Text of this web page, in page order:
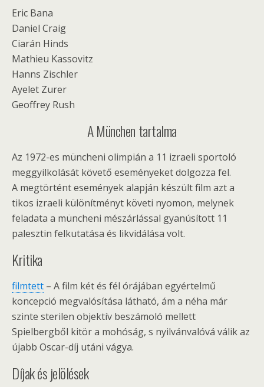
Eric Bana
Daniel Craig
Ciarán Hinds
Mathieu Kassovitz
Hanns Zischler
Ayelet Zurer
Geoffrey Rush
A München tartalma
Az 1972-es müncheni olimpián a 11 izraeli sportoló
meggyilkolását követő eseményeket dolgozza fel.
A megtörtént események alapján készült film azt a
tikos izraeli különítményt követi nyomon, melynek
feladata a müncheni mészárlással gyanúsított 11
palesztin felkutatása és likvidálása volt.
Kritika
filmtett – A film két és fél órájában egyértelmű
koncepció megvalósítása látható, ám a néha már
szinte sterilen objektív beszámoló mellett
Spielbergből kitör a mohóság, s nyilvánvalóvá válik az
újabb Oscar-díj utáni vágya.
Díjak és jelölések